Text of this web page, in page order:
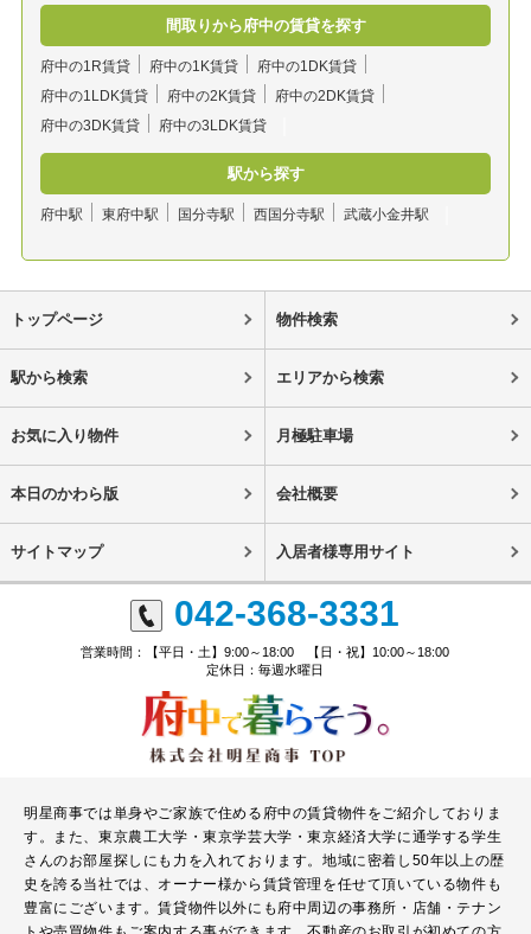
間取りから府中の賃貸を探す
府中の1R賃貸 府中の1K賃貸
府中の1DK賃貸
府中の1LDK賃貸
府中の2K賃貸
府中の2DK賃貸
府中の3DK賃貸
府中の3LDK賃貸
駅から探す
府中駅 東府中駅 国分寺駅 西国分寺駅 武蔵小金井駅
トップページ 物件検索
駅から検索 エリアから検索
お気に入り物件 月極駐車場
本日のかわら版 会社概要
サイトマップ 入居者様専用サイト
042-368-3331
営業時間：【平日・土】9:00～18:00 【日・祝】10:00～18:00
定休日：毎週水曜日
明星商事では単身やご家族で住める府中の賃貸物件をご紹介しておりま
す。また、東京農工大学・東京学芸大学・東京経済大学に通学する学生
さんのお部屋探しにも力を入れております。地域に密着し50年以上の歴
史を誇る当社では、オーナー様から賃貸管理を任せて頂いている物件も
豊富にございます。賃貸物件以外にも府中周辺の事務所・店舗・テナン